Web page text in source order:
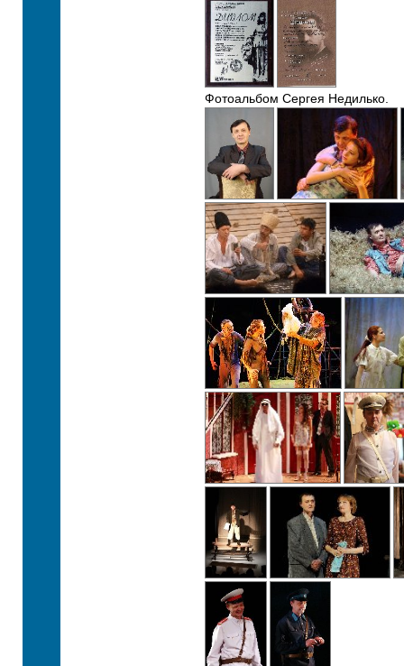
Фотоальбом Сергея Недилько.